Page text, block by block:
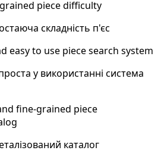
piece difficulty
складність п'єс
easy to use piece search system
у використанні система
fine-grained piece
каталог